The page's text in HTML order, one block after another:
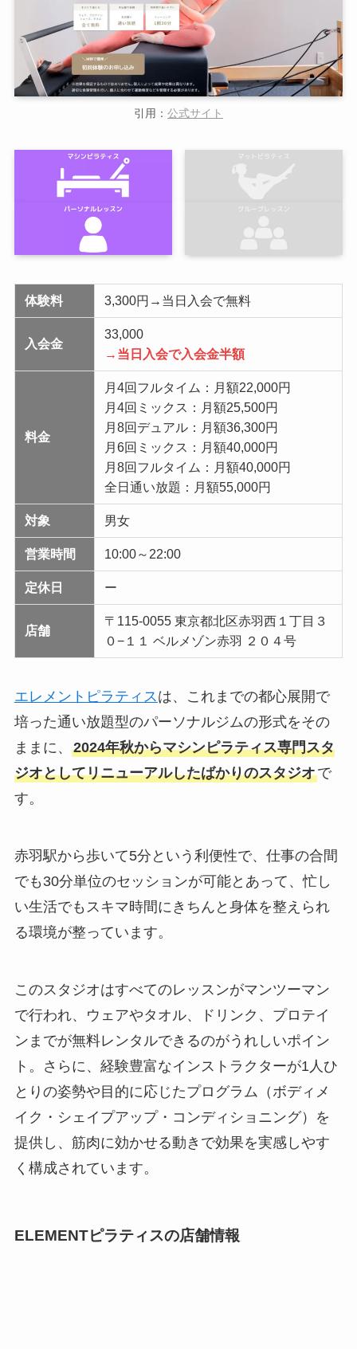
引用： 公式サイト
体験料 3,300円→当日入会で無料
入会金
33,000
→当日入会で入会金半額
料金
月4回フルタイム：月額22,000円
月4回ミックス：月額25,500円
月8回デュアル：月額36,300円
月6回ミックス：月額40,000円
月8回フルタイム：月額40,000円
全日通い放題：月額55,000円
対象 男女
営業時間 10:00～22:00
定休日 ー
店舗
〒115-0055 東京都北区赤羽西１丁目３
０−１１ ベルメゾン赤羽 ２０４号
エレメントピラティス は、これまでの都心展開で
培った通い放題型のパーソナルジムの形式をその
ままに、 2024年秋からマシンピラティス専門スタ
ジオとしてリニューアルしたばかりのスタジオで
す。
赤羽駅から歩いて5分という利便性で、仕事の合間
でも30分単位のセッションが可能とあって、忙し
い生活でもスキマ時間にきちんと身体を整えられ
る環境が整っています。
このスタジオはすべてのレッスンがマンツーマン
で行われ、ウェアやタオル、ドリンク、プロテイ
ンまでが無料レンタルできるのがうれしいポイン
ト。さらに、経験豊富なインストラクターが1人ひ
とりの姿勢や目的に応じたプログラム（ボディメ
イク・シェイプアップ・コンディショニング）を
提供し、筋肉に効かせる動きで効果を実感しやす
く構成されています。
ELEMENTピラティスの店舗情報